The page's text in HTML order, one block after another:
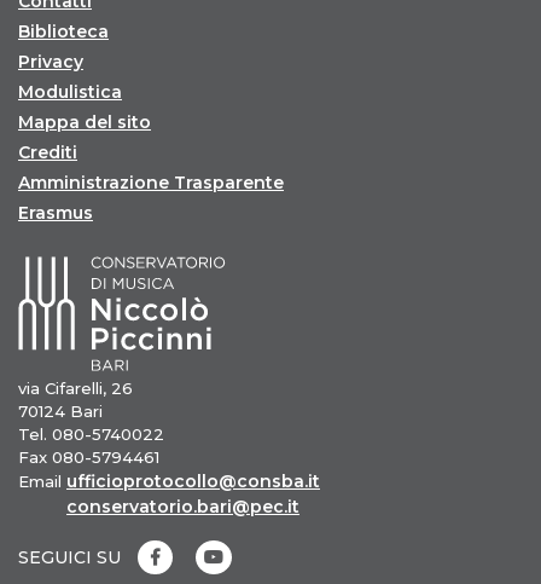
Biblioteca
Privacy
Modulistica
Mappa del sito
Crediti
Amministrazione Trasparente
Erasmus
via Cifarelli, 26
70124 Bari
Tel. 080-5740022
Fax 080-5794461
Email ufficioprotocollo@consba.it
conservatorio.bari@pec.it
SEGUICI SU